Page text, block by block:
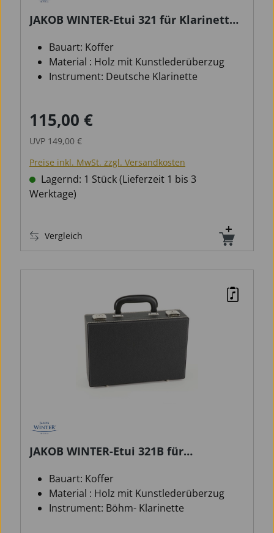
JAKOB WINTER-Etui 321 für Klarinette,
Bauart: Koffer
Material : Holz mit Kunstlederüberzug
Instrument: Deutsche Klarinette
Verkaufspreis:
115,00 €
UVP 149,00 €
Preise inkl. MwSt. zzgl. Versandkosten
Lagernd: 1 Stück (Lieferzeit 1 bis 3
Werktage)
Vergleich
JAKOB WINTER-Etui 321B für
Bauart: Koffer
Material : Holz mit Kunstlederüberzug
Instrument: Böhm- Klarinette